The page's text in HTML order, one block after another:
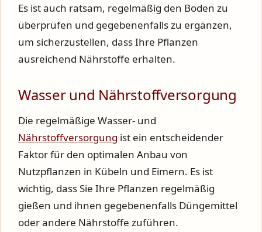
Es ist auch ratsam, regelmäßig den Boden zu
überprüfen und gegebenenfalls zu ergänzen,
um sicherzustellen, dass Ihre Pflanzen
ausreichend Nährstoffe erhalten.
Wasser und Nährstoffversorgung
Die regelmäßige Wasser- und
Nährstoffversorgung ist ein entscheidender
Faktor für den optimalen Anbau von
Nutzpflanzen in Kübeln und Eimern. Es ist
wichtig, dass Sie Ihre Pflanzen regelmäßig
gießen und ihnen gegebenenfalls Düngemittel
oder andere Nährstoffe zuführen.